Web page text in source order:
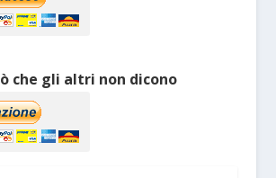
che gli altri non dicono